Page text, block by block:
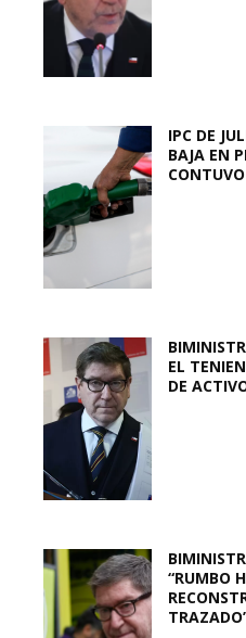
IPC DE
BAJA EN
EL
DE
“RUMBO